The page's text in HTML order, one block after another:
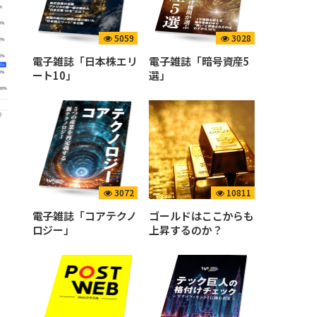
5059
電子雑誌「日本株エリ
ート10」
3028
電子雑誌「暗号資産5
選」
3072
電子雑誌「コアテクノ
ロジー」
10811
ゴールドはここからも
上昇するのか？